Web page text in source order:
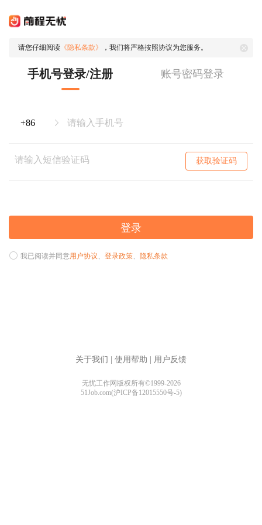
请您仔细阅读 《隐私条款》 ，我们将严格按照协议为您服务。
手机号登录/注册 账号密码登录
获取验证码
登录
我已阅读并同意用户协议、 登录政策、 隐私条款
关于我们 使用帮助 用户反馈
无忧工作网版权所有©1999-2026
51Job.com(沪ICP备12015550号-5)